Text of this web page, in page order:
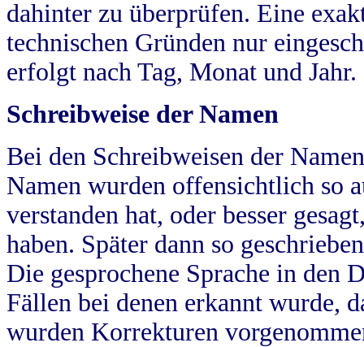
dahinter zu überprüfen. Eine
technischen Gründen nur
erfolgt nach Tag, Monat und Jahr.
Schreibweise der Namen
Bei den Schreibweisen der
Namen wurden offensichtlich so
verstanden hat, oder besser
haben. Später dann so
Die gesprochene Sprache in
Fällen bei denen erkannt wurde,
wurden Korrekturen